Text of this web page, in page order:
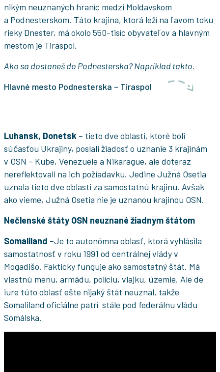
nikým neuznaných hraníc medzi Moldavskom
a Podnesterskom. Táto krajina, ktorá leží na ľavom toku
rieky Dnester, má okolo 550-tisíc obyvateľov a hlavným
mestom je Tiraspol.
Ako sa dostaneš do Podnesterska? Napríklad takto.
Hlavné mesto Podnesterska – Tiraspol
Luhansk, Donetsk – tieto dve oblasti, ktoré boli
súčasťou Ukrajiny, poslali žiadosť o uznanie 3 krajinám
v OSN – Kube, Venezuele a Nikarague, ale doteraz
nereflektovali na ich požiadavku. Jedine Južná Osetia
uznala tieto dve oblasti za samostatnú krajinu. Avšak
ako vieme, Južná Osetia nie je uznanou krajinou OSN.
Nečlenské štáty OSN neuznané žiadnym štátom
Somaliland –Je to autonómna oblasť, ktorá vyhlásila
samostatnosť v roku 1991 od centrálnej vlády v
Mogadišo. Fakticky funguje ako samostatný štát. Má
vlastnú menu, armádu, políciu, vlajku, územie. Ale de
iure túto oblasť ešte nijaký štát neuznal, takže
Somaliland oficiálne patrí stále pod federálnu vládu
Somálska.